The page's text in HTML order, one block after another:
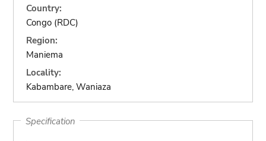
Country:
Congo (RDC)
Region:
Maniema
Locality:
Kabambare, Waniaza
Specification